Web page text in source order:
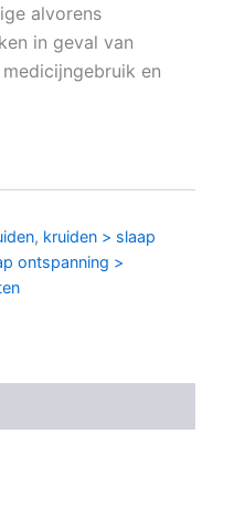
alvorens
in geval van
en
, kruiden > slaap
ontspanning >